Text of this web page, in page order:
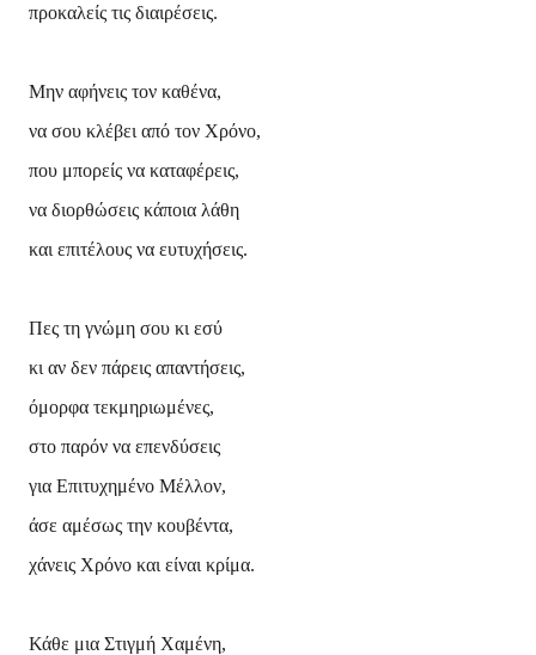
προκαλείς τις διαιρέσεις.
Μην αφήνεις τον καθένα,
να σου κλέβει από τον Χρόνο,
που μπορείς να καταφέρεις,
να διορθώσεις κάποια λάθη
και επιτέλους να ευτυχήσεις.
Πες τη γνώμη σου κι εσύ
κι αν δεν πάρεις απαντήσεις,
όμορφα τεκμηριωμένες,
στο παρόν να επενδύσεις
για Επιτυχημένο Μέλλον,
άσε αμέσως την κουβέντα,
χάνεις Χρόνο και είναι κρίμα.
Κάθε μια Στιγμή Χαμένη,